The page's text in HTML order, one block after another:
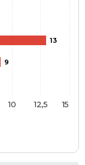
13
9
10 12,5 15